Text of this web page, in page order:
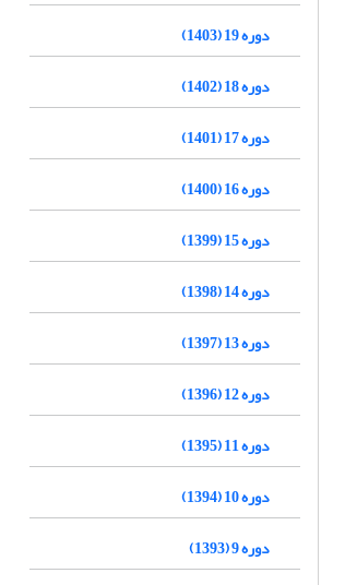
دوره 19 (1403)
دوره 18 (1402)
دوره 17 (1401)
دوره 16 (1400)
دوره 15 (1399)
دوره 14 (1398)
دوره 13 (1397)
دوره 12 (1396)
دوره 11 (1395)
دوره 10 (1394)
دوره 9 (1393)